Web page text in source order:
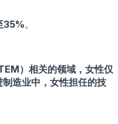
35%。
） 相关的领域，女性仅
制造业中，女性担任的技